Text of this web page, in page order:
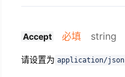
Accept 必填 string
请设置为 application/json